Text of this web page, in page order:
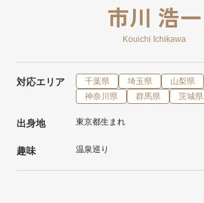
市川 浩一
Kouichi Ichikawa
対応エリア 千葉県 埼玉県 山梨県
神奈川県
群馬県 茨城県
出身地 東京都生まれ
趣味 温泉巡り